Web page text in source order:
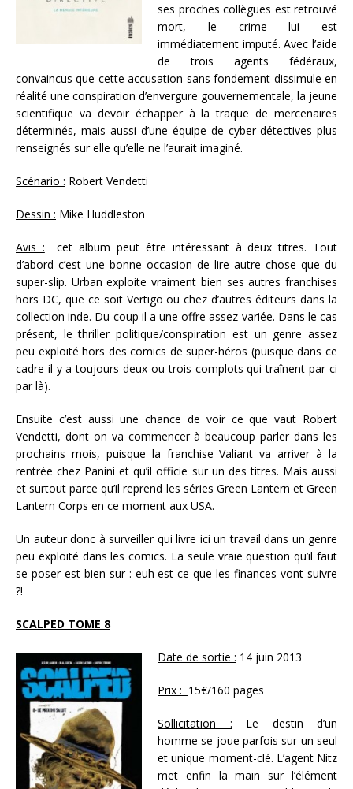
ses proches collègues est retrouvé
mort, le crime lui est
immédiatement imputé. Avec l’aide
de trois agents fédéraux,
convaincus que cette accusation sans fondement dissimule en
réalité une conspiration d’envergure gouvernementale, la jeune
scientifique va devoir échapper à la traque de mercenaires
déterminés, mais aussi d’une équipe de cyber-détectives plus
renseignés sur elle qu’elle ne l’aurait imaginé.
Scénario : Robert Vendetti
Dessin : Mike Huddleston
Avis : cet album peut être intéressant à deux titres. Tout
d’abord c’est une bonne occasion de lire autre chose que du
super-slip. Urban exploite vraiment bien ses autres franchises
hors DC, que ce soit Vertigo ou chez d’autres éditeurs dans la
collection inde. Du coup il a une offre assez variée. Dans le cas
présent, le thriller politique/conspiration est un genre assez
peu exploité hors des comics de super-héros (puisque dans ce
cadre il y a toujours deux ou trois complots qui traînent par-ci
par là).
Ensuite c’est aussi une chance de voir ce que vaut Robert
Vendetti, dont on va commencer à beaucoup parler dans les
prochains mois, puisque la franchise Valiant va arriver à la
rentrée chez Panini et qu’il officie sur un des titres. Mais aussi
et surtout parce qu’il reprend les séries Green Lantern et Green
Lantern Corps en ce moment aux USA.
Un auteur donc à surveiller qui livre ici un travail dans un genre
peu exploité dans les comics. La seule vraie question qu’il faut
se poser est bien sur : euh est-ce que les finances vont suivre
?!
SCALPED TOME 8
Date de sortie : 14 juin 2013
Prix : 15€/160 pages
Sollicitation : Le destin d’un
homme se joue parfois sur un seul
et unique moment-clé. L’agent Nitz
met enfin la main sur l’élément